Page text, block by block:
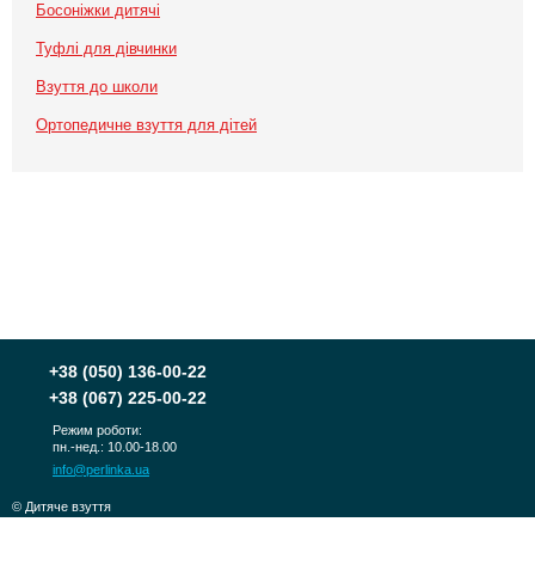
Босоніжки дитячі
Туфлі для дівчинки
Взуття до школи
Ортопедичне взуття для дітей
+38 (050) 136-00-22
+38 (067) 225-00-22
Режим роботи:
пн.-нед.: 10.00-18.00
info@perlinka.ua
© Дитяче взуття